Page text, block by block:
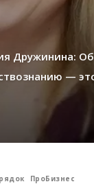
Дружинина:
—
ПроБизнес